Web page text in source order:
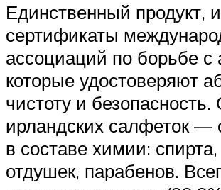
Единственный продукт,
сертификаты
ассоциаций по борьбе с
которые удостоверяют
чистоту и
ирландских салфеток —
в составе химии:
отдушек, парабенов.